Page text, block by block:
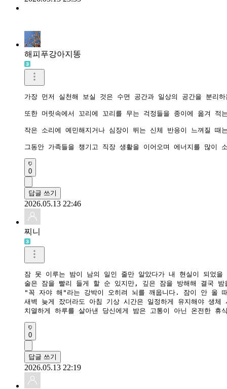
해피푸강아지똥
가장 먼저 실천해 보실 것은 수면 공간과 일상의 공간을 분
또한 머릿속에서 꼬리에 꼬리를 무는 걱정들을 종이에 옮겨
작은 소리에 예민해지거나 심장이 뛰는 신체 반응이 느껴질
그동안 가족들을 챙기고 직장 생활을 이어오며 에너지를 많
0
답글 쓰기
2026.05.13 22:46
찌니
잠 못 이루는 밤이 남의 일인 줄만 알았다가 내 현실이 되었
술은 잠을 빨리 들게 할 순 있지만, 깊은 잠을 방해해 결국
​"꼭 자야 해"라는 강박이 오히려 뇌를 깨웁니다. 잠이 안 올
새벽 늦게 잤더라도 아침 기상 시간은 일정하게 유지해야 생체
치열하게 하루를 살아낸 당신에게 밤은 고통이 아닌 온전한
0
답글 쓰기
2026.05.13 22:19